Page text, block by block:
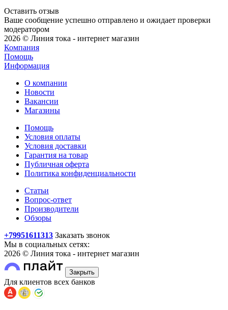
Оставить отзыв
Ваше сообщение успешно отправлено и ожидает проверки
модератором
2026 © Линия тока - интернет магазин
Компания
Помощь
Информация
О компании
Новости
Вакансии
Магазины
Помощь
Условия оплаты
Условия доставки
Гарантия на товар
Публичная оферта
Политика конфиденциальности
Статьи
Вопрос-ответ
Производители
Обзоры
+79951611313 Заказать звонок
Мы в социальных сетях:
2026 © Линия тока - интернет магазин
Закрыть
Для клиентов всех банков